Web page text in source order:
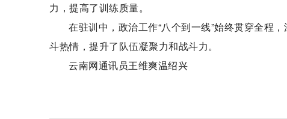
力，提高了训练质量。
在驻训中，政治工作“八个到一线”始终贯穿全程
斗热情，提升了队伍凝聚力和战斗力。
云南网通讯员王维爽温绍兴